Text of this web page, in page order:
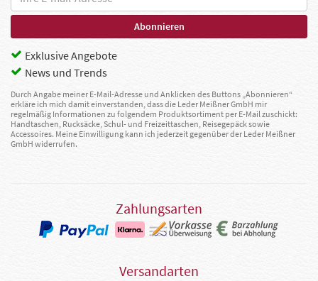
Exklusive Angebote
News und Trends
Durch Angabe meiner E-Mail-Adresse und Anklicken des Buttons „Abonnieren“
erkläre ich mich damit einverstanden, dass die Leder Meißner GmbH mir
regelmäßig Informationen zu folgendem Produktsortiment per E-Mail zuschickt:
Handtaschen, Rucksäcke, Schul- und Freizeittaschen, Reisegepäck sowie
Accessoires. Meine Einwilligung kann ich jederzeit gegenüber der Leder Meißner
GmbH widerrufen.
Zahlungsarten
Versandarten